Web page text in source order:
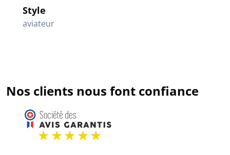
Style
aviateur
Nos clients nous font confiance